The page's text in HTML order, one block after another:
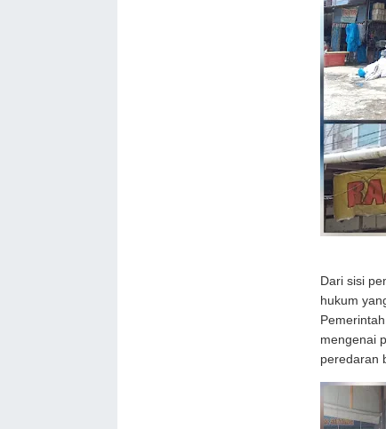
Dari sisi
hukum
mengenai
peredaran